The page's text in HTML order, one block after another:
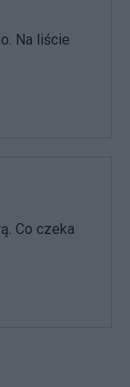
Na liście
Co czeka